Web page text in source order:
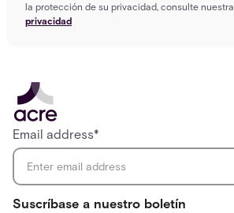
la protección de su privacidad, consulte nuestra
privacidad
Suscríbase a nuestro boletín
Email address*